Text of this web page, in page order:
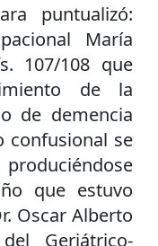
puntualizó:
María
107/108 que
de la
de demencia
confusional se
que estuvo
Oscar Alberto
Geriátrico-